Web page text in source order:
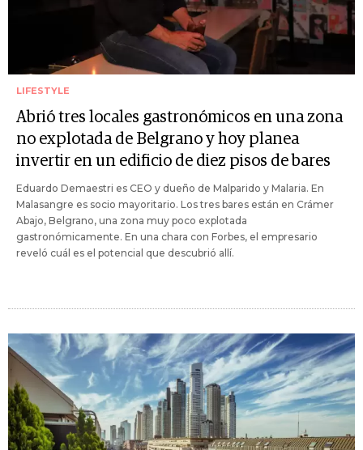
LIFESTYLE
Abrió tres locales gastronómicos en una zona
no explotada de Belgrano y hoy planea
invertir en un edificio de diez pisos de bares
Eduardo Demaestri es CEO y dueño de Malparido y Malaria. En
Malasangre es socio mayoritario. Los tres bares están en Crámer
Abajo, Belgrano, una zona muy poco explotada
gastronómicamente. En una chara con Forbes, el empresario
reveló cuál es el potencial que descubrió allí.